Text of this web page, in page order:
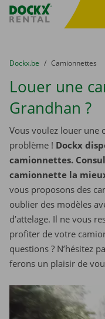
sitename
You are here:
du
Dockx.be to
Camionnettes
Louer une
Grandhan ?
Vous voulez louer une
problème ! Dockx
camionnettes.
camionnette la
vous proposons des
oublier des modèles
d’attelage. Il ne vous
profiter de votre
questions ? N’hésitez
ferons un plaisir de